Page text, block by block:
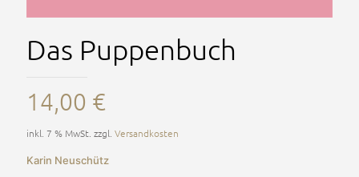
Das Puppenbuch
14,00 €
inkl. 7 % MwSt. zzgl. Versandkosten
Karin Neuschütz